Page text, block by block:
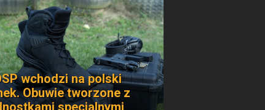
wchodzi na polski
Obuwie tworzone z
specjalnymi